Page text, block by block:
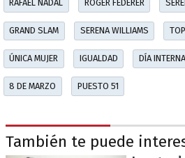
RAFAEL NADAL ROGER FEDERER
GRAND SLAM SERENA WILLIAMS
ÚNICA MUJER IGUALDAD DÍA
8 DE MARZO PUESTO 51
También te puede